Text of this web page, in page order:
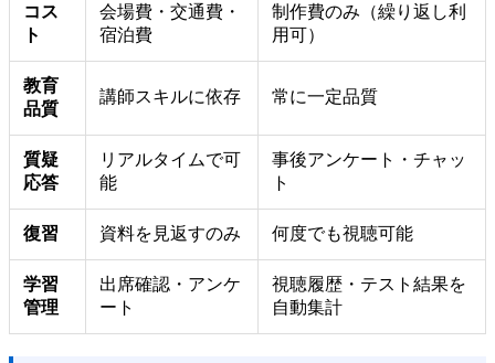
コス
ト
会場費・交通費・
宿泊費
制作費のみ（繰り返し利
用可）
教育
品質
講師スキルに依存 常に一定品質
質疑
応答
リアルタイムで可
能
事後アンケート・チャッ
ト
復習 資料を見返すのみ 何度でも視聴可能
学習
管理
出席確認・アンケ
ート
視聴履歴・テスト結果を
自動集計